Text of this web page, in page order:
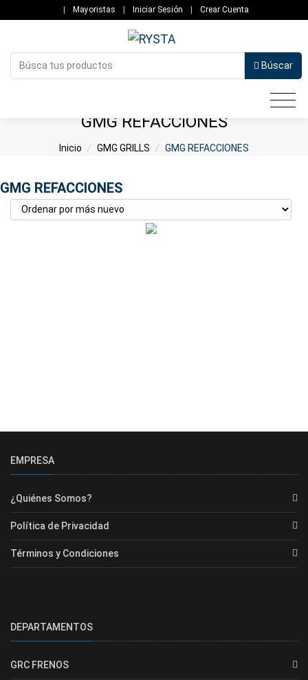
Mayoristas Iniciar Sesión Crear Cuenta
Búscar
GMG REFACCIONES
Inicio / GMG GRILLS / GMG REFACCIONES
GMG REFACCIONES
EMPRESA
¿Quiénes Somos?
Política de Privacidad
Términos y Condiciones
DEPARTAMENTOS
GRC FRENOS